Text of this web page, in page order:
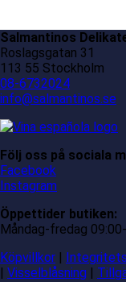
Salmantinos
Roslagsgatan 31
113 55 Stockholm
08-6732024
info@salmantinos.se
Följ oss på sociala
Facebook
Instagram
Öppettider butiken:
Måndag-fredag
Köpvillkor
Visselblåsning